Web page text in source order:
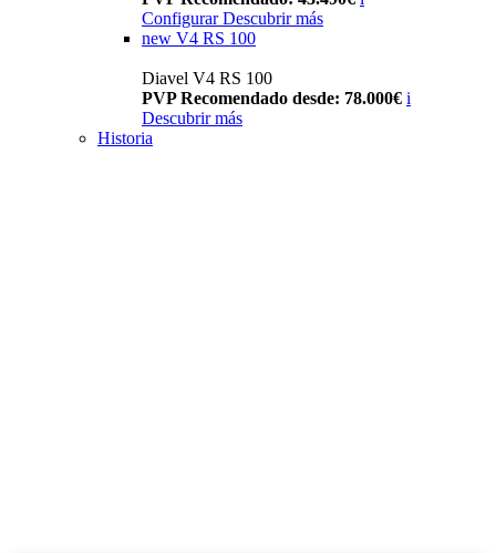
Configurar Descubrir más
new V4 RS 100
Diavel V4 RS 100
PVP Recomendado desde: 78.000€ i
Descubrir más
Historia